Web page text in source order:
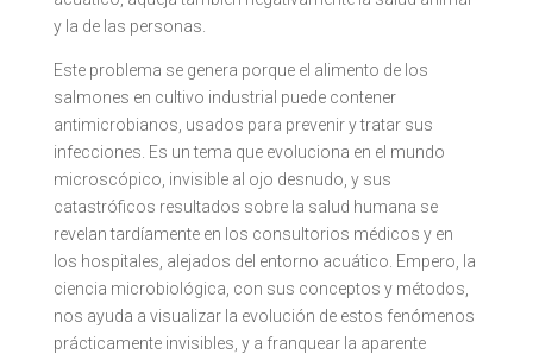
y la de las personas.
Este problema se genera porque el alimento de los
salmones en cultivo industrial puede contener
antimicrobianos, usados para prevenir y tratar sus
infecciones. Es un tema que evoluciona en el mundo
microscópico, invisible al ojo desnudo, y sus
catastróficos resultados sobre la salud humana se
revelan tardíamente en los consultorios médicos y en
los hospitales, alejados del entorno acuático. Empero, la
ciencia microbiológica, con sus conceptos y métodos,
nos ayuda a visualizar la evolución de estos fenómenos
prácticamente invisibles, y a franquear la aparente